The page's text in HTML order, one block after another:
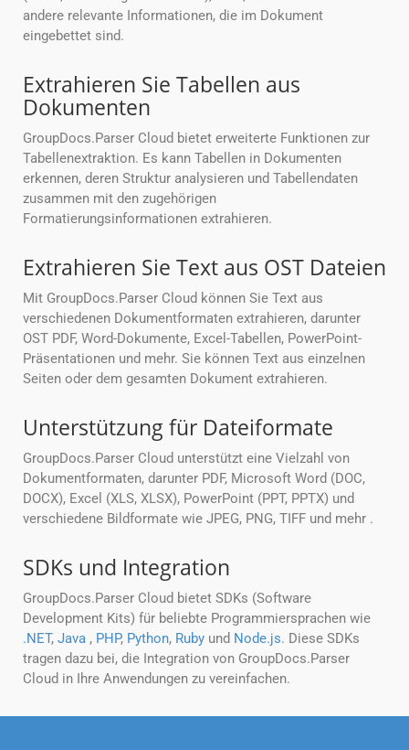
andere relevante Informationen, die im Dokument
eingebettet sind.
Extrahieren Sie Tabellen aus
Dokumenten
GroupDocs.Parser Cloud bietet erweiterte Funktionen zur
Tabellenextraktion. Es kann Tabellen in Dokumenten
erkennen, deren Struktur analysieren und Tabellendaten
zusammen mit den zugehörigen
Formatierungsinformationen extrahieren.
Extrahieren Sie Text aus OST Dateien
Mit GroupDocs.Parser Cloud können Sie Text aus
verschiedenen Dokumentformaten extrahieren, darunter
OST PDF, Word-Dokumente, Excel-Tabellen, PowerPoint-
Präsentationen und mehr. Sie können Text aus einzelnen
Seiten oder dem gesamten Dokument extrahieren.
Unterstützung für Dateiformate
GroupDocs.Parser Cloud unterstützt eine Vielzahl von
Dokumentformaten, darunter PDF, Microsoft Word (DOC,
DOCX), Excel (XLS, XLSX), PowerPoint (PPT, PPTX) und
verschiedene Bildformate wie JPEG, PNG, TIFF und mehr .
SDKs und Integration
GroupDocs.Parser Cloud bietet SDKs (Software
Development Kits) für beliebte Programmiersprachen wie
.NET, Java , PHP, Python, Ruby und Node.js. Diese SDKs
tragen dazu bei, die Integration von GroupDocs.Parser
Cloud in Ihre Anwendungen zu vereinfachen.